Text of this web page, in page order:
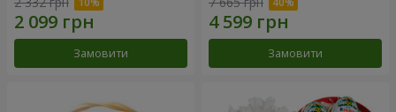
Замовити Замовити